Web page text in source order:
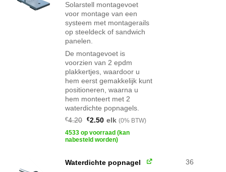
Solarstell montagevoet
voor montage van een
systeem met montagerails
op steeldeck of sandwich
panelen.
De montagevoet is
voorzien van 2 epdm
plakkertjes, waardoor u
hem eerst gemakkelijk kunt
positioneren, waarna u
hem monteert met 2
waterdichte popnagels.
€4.20 Oorspronkelijke
was:
€4.20.
€2.50Huidige
is:
€2.50.
elk (0% BTW)
4533 op voorraad (kan
nabesteld worden)
Waterdichte popnagel
36